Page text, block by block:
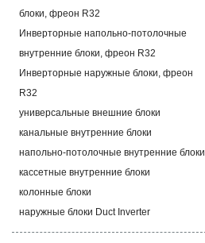
блоки, фреон R32
Инверторные напольно-потолочные
внутренние блоки, фреон R32
Инверторные наружные блоки, фреон
R32
универсальные внешние блоки
канальные внутренние блоки
напольно-потолочные внутренние блоки
кассетные внутренние блоки
колонные блоки
наружные блоки Duct Inverter